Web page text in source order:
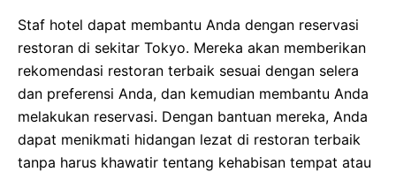
Staf hotel dapat membantu Anda dengan reservasi
restoran di sekitar Tokyo. Mereka akan memberikan
rekomendasi restoran terbaik sesuai dengan selera
dan preferensi Anda, dan kemudian membantu Anda
melakukan reservasi. Dengan bantuan mereka, Anda
dapat menikmati hidangan lezat di restoran terbaik
tanpa harus khawatir tentang kehabisan tempat atau